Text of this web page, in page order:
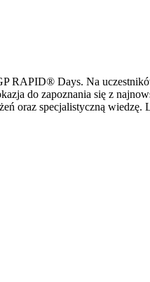
RAPID® Days. Na
do zapoznania się z
oraz specjalistyczną